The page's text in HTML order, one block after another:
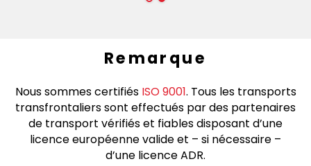
Remarque
Nous sommes certifiés ISO 9001. Tous les transports
transfrontaliers sont effectués par des partenaires
de transport vérifiés et fiables disposant d’une
licence européenne valide et – si nécessaire –
d’une licence ADR.